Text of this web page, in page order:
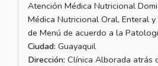
Atención Médica Nutricional
Médica Nutricional Oral, Enteral
de Menú de acuerdo a la
Ciudad: Guayaquil
Dirección: Clínica Alborada atrás